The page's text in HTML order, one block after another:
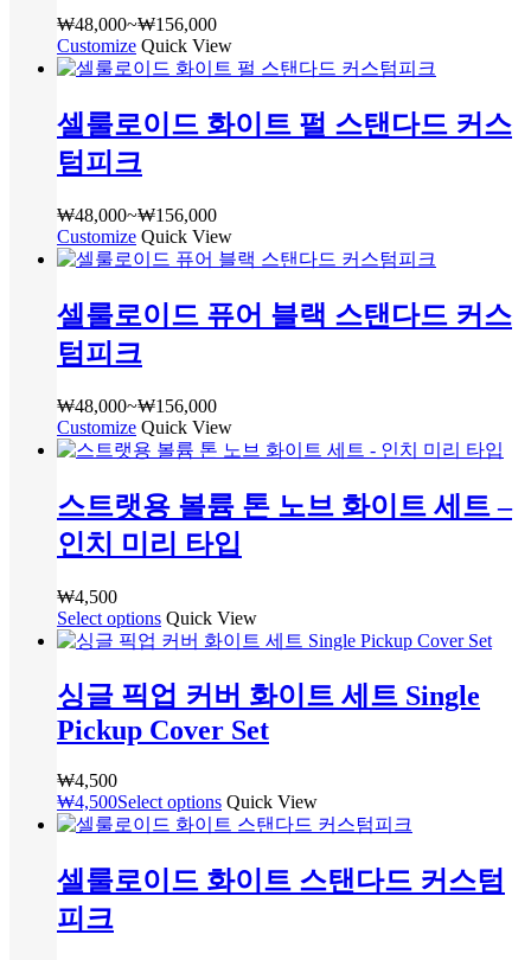
습
니
다
옵
션
을
택
수
습
니
다
다.
상
품
이
지
옵
션
을
택
수
습
니
다
이
상
품
있
니
상
품
이
지
옵
션
을
택
할
수
니
다
₩48,000~₩156,000가
격
범
₩48,000~₩156,000
Customize 여
러
품
옵
션
이
상
품
있
니
상
품
이
지
에
션
을
택
할
수
니
Quick View
셀룰로이드 화이트 펄 스탠다드 커스
텀피크
₩48,000~₩156,000가
격
범
₩48,000~₩156,000
Customize 여
러
품
옵
션
이
상
품
있
습
니
품
이
지
에
션
을
택
Quick View
셀룰로이드 퓨어 블랙 스탠다드 커스
텀피크
₩48,000~₩156,000가
격
범
₩48,000~₩156,000
Customize 여
러
품
옵
션
상
품
있
습
니
상
품
이
지
Quick View
스트랫용 볼륨 톤 노브 화이트 세트 –
인치 미리 타입
₩4,500
Select options 여
러
품
옵
션
상
에
있
Quick View
싱글 픽업 커버 화이트 세트 Single
Pickup Cover Set
₩4,500
₩4,500Select options Quick View
셀룰로이드 화이트 스탠다드 커스텀
피크